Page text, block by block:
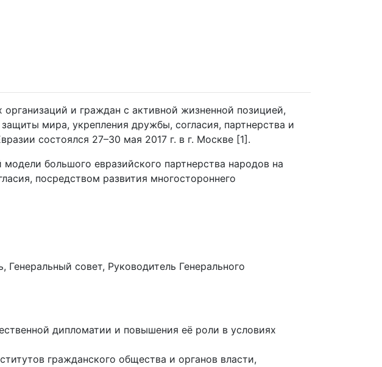
и граждан с активной жизненной позицией,
мира, укрепления дружбы, согласия, партнерства и
состоялся 27–30 мая 2017 г. в г. Москве [1].
большого евразийского партнерства народов на
посредством развития многостороннего
совет, Руководитель Генерального
дипломатии и повышения её роли в условиях
гражданского общества и органов власти,